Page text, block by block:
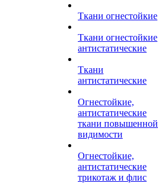
Ткани огнестойкие
Ткани огнестойкие
антистатические
Ткани
антистатические
Огнестойкие,
антистатические
ткани повышенной
видимости
Огнестойкие,
антистатические
трикотаж и флис